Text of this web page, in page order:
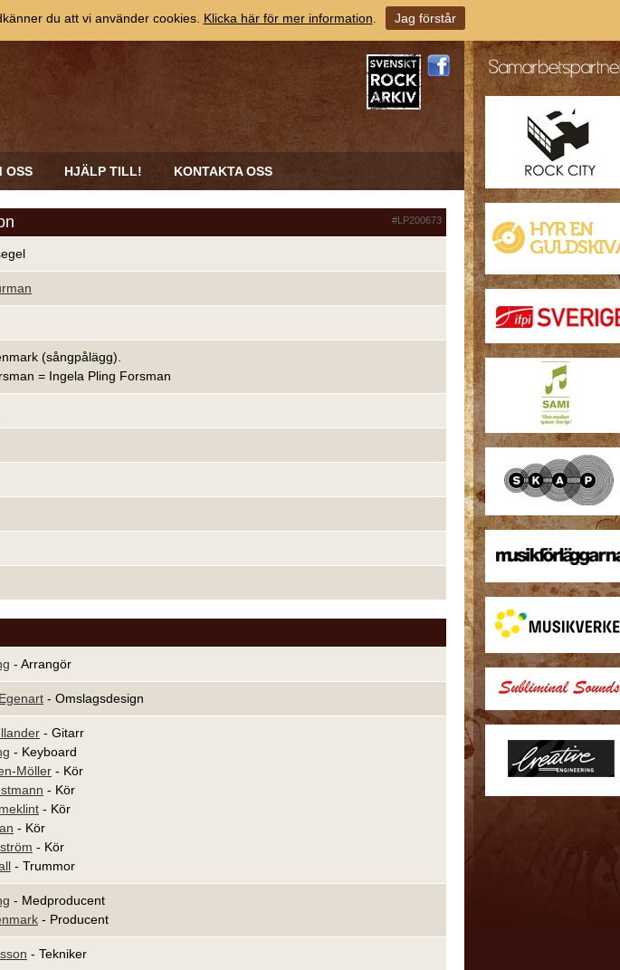
OSS HJÄLP TILL! KONTAKTA OSS
#LP200673
(sångpålägg).
= Ingela Pling Forsman
- Arrangör
- Omslagsdesign
- Gitarr
- Keyboard
Möller - Kör
- Kör
- Kör
- Kör
- Kör
- Trummor
- Medproducent
- Producent
- Tekniker
du att vi använder cookies. Klicka här för mer information Jag förstår